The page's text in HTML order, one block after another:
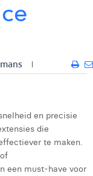
en precisie
die
te maken.
een must-have voor